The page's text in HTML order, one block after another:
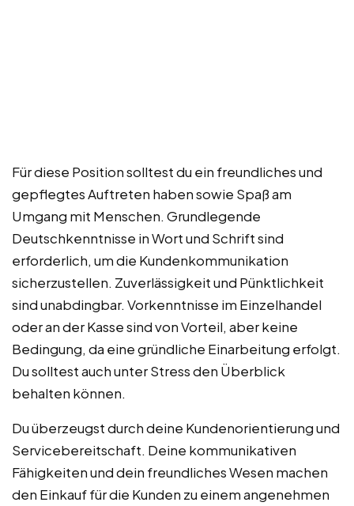
Für diese Position solltest du ein freundliches und
gepflegtes Auftreten haben sowie Spaß am
Umgang mit Menschen. Grundlegende
Deutschkenntnisse in Wort und Schrift sind
erforderlich, um die Kundenkommunikation
sicherzustellen. Zuverlässigkeit und Pünktlichkeit
sind unabdingbar. Vorkenntnisse im Einzelhandel
oder an der Kasse sind von Vorteil, aber keine
Bedingung, da eine gründliche Einarbeitung erfolgt.
Du solltest auch unter Stress den Überblick
behalten können.
Du überzeugst durch deine Kundenorientierung und
Servicebereitschaft. Deine kommunikativen
Fähigkeiten und dein freundliches Wesen machen
den Einkauf für die Kunden zu einem angenehmen